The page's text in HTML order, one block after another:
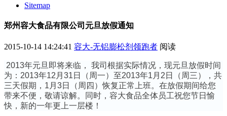
Sitemap
郑州容大食品有限公司元旦放假通知
2015-10-14 14:24:41 容大-无铝膨松剂领跑者 阅读
2013年元旦即将来临， 我司根据实际情况，现元旦放假时间
为：2013年12月31日（周一）至2013年1月2日（周三），共
三天假期，1月3日（周四）恢复正常上班。在放假期间给您
带来不便，敬请谅解。同时，容大食品全体员工祝您节日愉
快，新的一年更上一层楼！